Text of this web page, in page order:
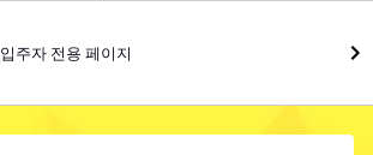
입주자 전용 페이지